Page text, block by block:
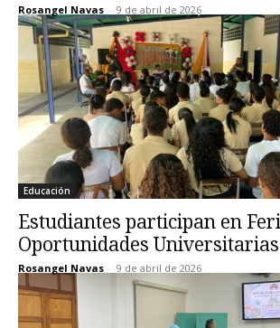
Rosangel Navas - 9 de abril de 2026
Educación
Estudiantes participan en
Oportunidades
Rosangel Navas - 9 de abril de 2026